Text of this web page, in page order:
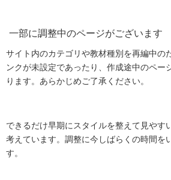
一部に調整中のページがございます
サイト内のカテゴリや教材種別を再編中の
ンクが未設定であったり、作成途中のペー
ります。あらかじめご了承ください。
できるだけ早期にスタイルを整えて見やす
考えています。調整に今しばらくの時間を
す。